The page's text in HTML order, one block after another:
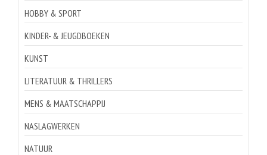
HOBBY & SPORT
KINDER- & JEUGDBOEKEN
KUNST
LITERATUUR & THRILLERS
MENS & MAATSCHAPPIJ
NASLAGWERKEN
NATUUR